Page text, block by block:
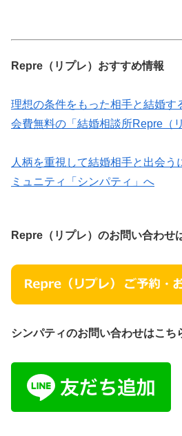
Repre（リプレ）おすすめ情報
理想の条件をもった相手と結婚す
会費無料の「結婚相談所Repre（
人柄を重視して結婚相手と出会う
ミュニティ「シンパティ」へ
Repre（リプレ）のお問い合わせ
シンパティのお問い合わせはこち